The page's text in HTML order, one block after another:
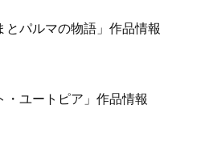
とパルマの物語」作品情報
・ユートピア」作品情報